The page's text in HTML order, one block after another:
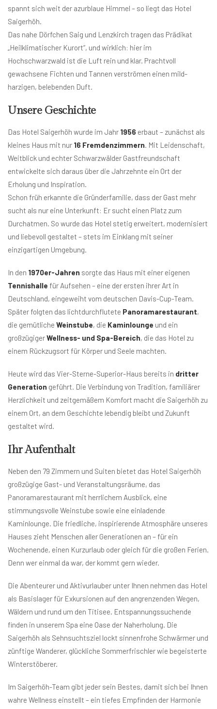
spannt sich weit der azurblaue Himmel – so liegt das Hotel
Saigerhöh.
Das nahe Dörfchen Saig und Lenzkirch tragen das Prädikat
„Heilklimatischer Kurort“, und wirklich: hier im
Hochschwarzwald ist die Luft rein und klar. Prachtvoll
gewachsene Fichten und Tannen verströmen einen mild-
harzigen, belebenden Duft.
Unsere Geschichte
Das Hotel Saigerhöh wurde im Jahr 1956 erbaut – zunächst als
kleines Haus mit nur 16 Fremdenzimmern. Mit Leidenschaft,
Weitblick und echter Schwarzwälder Gastfreundschaft
entwickelte sich daraus über die Jahrzehnte ein Ort der
Erholung und Inspiration.
Schon früh erkannte die Gründerfamilie, dass der Gast mehr
sucht als nur eine Unterkunft: Er sucht einen Platz zum
Durchatmen. So wurde das Hotel stetig erweitert, modernisiert
und liebevoll gestaltet – stets im Einklang mit seiner
einzigartigen Umgebung.
In den 1970er-Jahren sorgte das Haus mit einer eigenen
Tennishalle für Aufsehen – eine der ersten ihrer Art in
Deutschland, eingeweiht vom deutschen Davis-Cup-Team.
Später folgten das lichtdurchflutete Panoramarestaurant,
die gemütlicheWeinstube, die Kaminlounge und ein
großzügigerWellness- und Spa-Bereich, die das Hotel zu
einem Rückzugsort für Körper und Seele machten.
Heute wird das Vier-Sterne-Superior-Haus bereits in dritter
Generation geführt. Die Verbindung von Tradition, familiärer
Herzlichkeit und zeitgemäßem Komfort macht die Saigerhöh zu
einem Ort, an dem Geschichte lebendig bleibt und Zukunft
gestaltet wird.
Ihr Aufenthalt
Neben den 79 Zimmern und Suiten bietet das Hotel Saigerhöh
großzügige Gast- und Veranstaltungsräume, das
Panoramarestaurant mit herrlichem Ausblick, eine
stimmungsvolle Weinstube sowie eine einladende
Kaminlounge. Die friedliche, inspirierende Atmosphäre unseres
Hauses zieht Menschen aller Generationen an – für ein
Wochenende, einen Kurzurlaub oder gleich für die großen Ferien.
Denn wer einmal da war, der kommt gern wieder.
Die Abenteurer und Aktivurlauber unter Ihnen nehmen das Hotel
als Basislager für Exkursionen auf den angrenzenden Wegen,
Wäldern und rund um den Titisee. Entspannungssuchende
finden in unserem Spa eine Oase der Naherholung. Die
Saigerhöh als Sehnsuchtsziel lockt sinnenfrohe Schwärmer und
zünftige Wanderer, glückliche Sommerfrischler wie begeisterte
Winterstöberer.
Im Saigerhöh-Team gibt jeder sein Bestes, damit sich bei Ihnen
wahre Wellness einstellt – ein tiefes Empfinden der Harmonie